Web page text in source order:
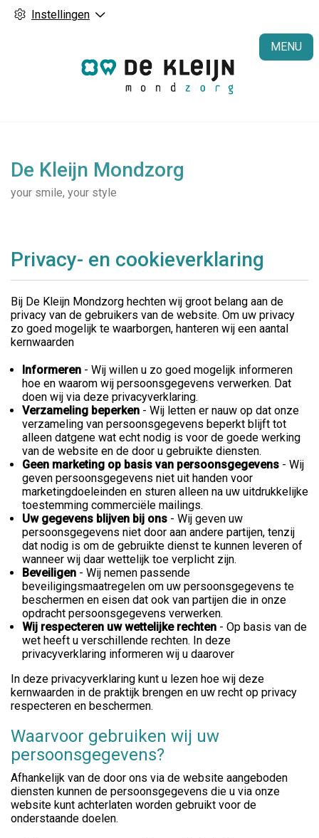
Instellingen
MENU
De Kleijn Mondzorg
your smile, your style
Privacy- en cookieverklaring
Bij De Kleijn Mondzorg hechten wij groot belang aan de
privacy van de gebruikers van de website. Om uw privacy
zo goed mogelijk te waarborgen, hanteren wij een aantal
kernwaarden
Informeren - Wij willen u zo goed mogelijk informeren
hoe en waarom wij persoonsgegevens verwerken. Dat
doen wij via deze privacyverklaring.
Verzameling beperken - Wij letten er nauw op dat onze
verzameling van persoonsgegevens beperkt blijft tot
alleen datgene wat echt nodig is voor de goede werking
van de website en de door u gebruikte diensten.
Geen marketing op basis van persoonsgegevens - Wij
geven persoonsgegevens niet uit handen voor
marketingdoeleinden en sturen alleen na uw uitdrukkelijke
toestemming commerciële mailings.
Uw gegevens blijven bij ons - Wij geven uw
persoonsgegevens niet door aan andere partijen, tenzij
dat nodig is om de gebruikte dienst te kunnen leveren of
wanneer wij daar wettelijk toe verplicht zijn.
Beveiligen - Wij nemen passende
beveiligingsmaatregelen om uw persoonsgegevens te
beschermen en eisen dat ook van partijen die in onze
opdracht persoonsgegevens verwerken.
Wij respecteren uw wettelijke rechten - Op basis van de
wet heeft u verschillende rechten. In deze
privacyverklaring informeren wij u daarover
In deze privacyverklaring kunt u lezen hoe wij deze
kernwaarden in de praktijk brengen en uw recht op privacy
respecteren en beschermen.
Waarvoor gebruiken wij uw
persoonsgegevens?
Afhankelijk van de door ons via de website aangeboden
diensten kunnen de persoonsgegevens die u via onze
website kunt achterlaten worden gebruikt voor de
onderstaande doelen.